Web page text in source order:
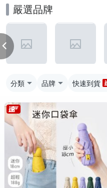
嚴選品牌
分類 品牌 快速到貨